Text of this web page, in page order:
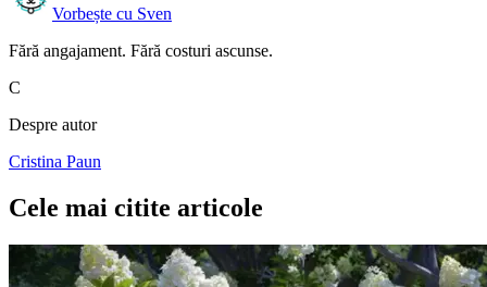
Vorbește cu Sven
Fără angajament. Fără costuri ascunse.
C
Despre autor
Cristina Paun
Cele mai citite articole